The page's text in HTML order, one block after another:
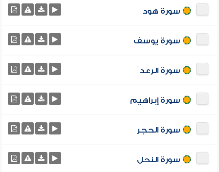
سورة هود
سورة يوسف
سورة الرعد
سورة إبراهيم
سورة الحجر
سورة النحل